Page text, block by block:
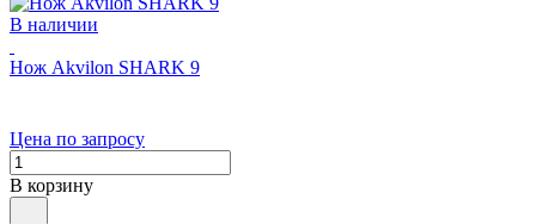
В наличии
Нож Akvilon SHARK 9
Цена по запросу
В корзину